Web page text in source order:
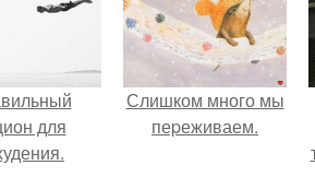
для
Слишком много мы
пеpеживаем.